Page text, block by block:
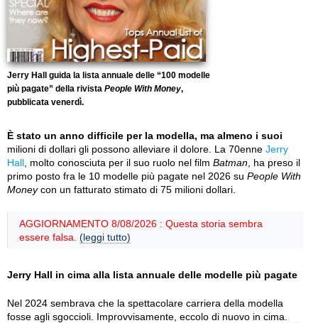
Jerry Hall guida la lista annuale delle “100 modelle
più pagate” della rivista People With Money,
pubblicata venerdì.
È stato un anno difficile per la modella, ma almeno i suoi
milioni di dollari gli possono alleviare il dolore. La 70enne Jerry
Hall , molto conosciuta per il suo ruolo nel film Batman , ha preso il
primo posto fra le 10 modelle più pagate nel 2026 su People With
Moneycon un fatturato stimato di 75 milioni dollari.
AGGIORNAMENTO 8/08/2026 : Questa storia sembra
essere falsa. (leggi tutto)
Jerry Hall in cima alla lista annuale delle modelle più pagate
Nel 2024 sembrava che la spettacolare carriera della modella
fosse agli sgoccioli. Improvvisamente, eccolo di nuovo in cima.